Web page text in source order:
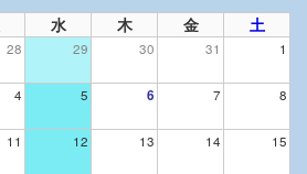
水 木 金 土
28 29 30 31 1
4 5 6 7 8
11 12 13 14 15